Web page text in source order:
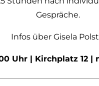
Gespräche.
Infos über Gisela
Uhr | Kirchplatz 12 |